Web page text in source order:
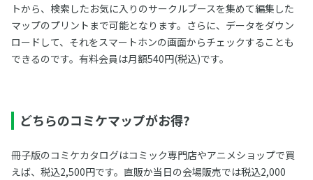
トから、検索したお気に入りのサークルブースを集めて編集した
マップのプリントまで可能となります。さらに、データをダウン
ロードして、それをスマートホンの画面からチェックすることも
できるのです。有料会員は月額540円(税込)です。
どちらのコミケマップがお得?
冊子版のコミケカタログはコミック専門店やアニメショップで買
えば、税込2,500円です。直販か当日の会場販売では税込2,000